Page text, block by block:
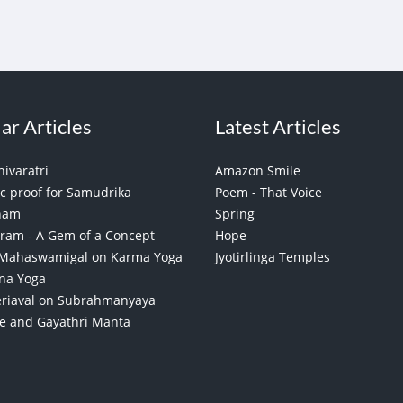
Articles
proof for Samudrika
- A Gem of a Concept
on Karma Yoga
Yoga
on Subrahmanyaya
and Gayathri Manta
Latest Articles
Amazon Smile
Poem - That Voice
Spring
Hope
Jyotirlinga Temples